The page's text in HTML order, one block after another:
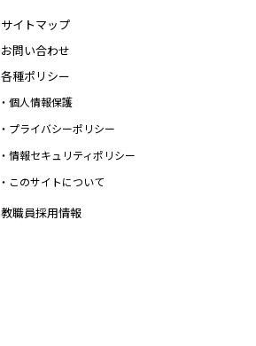
サイトマップ
お問い合わせ
各種ポリシー
・個人情報保護
・プライバシーポリシー
・情報セキュリティポリシー
・このサイトについて
教職員採用情報